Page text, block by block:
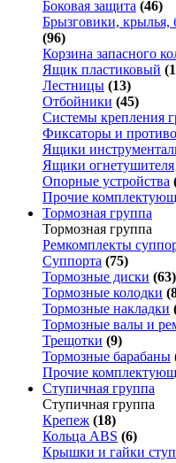
Боковая защита (46)
Брызговики, крылья,
(96)
Корзина запасного
Ящик пластиковый
Лестницы (13)
Отбойники (45)
Системы крепления
Фиксаторы и
Ящики
Ящики огнетушителя
Опорные устройства
Прочие
Тормозная группа
Тормозная группа
Ремкомплекты
Суппорта (75)
Тормозные диски (63)
Тормозные колодки
Тормозные накладки
Тормозные валы и
Трещотки (9)
Тормозные барабаны
Прочие
Ступичная группа
Ступичная группа
Крепеж (18)
Кольца ABS (6)
Крышки и гайки